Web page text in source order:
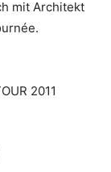
mit Architekt
2011